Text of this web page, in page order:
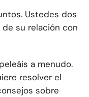
Ustedes dos
su relación con
a menudo.
resolver el
sobre